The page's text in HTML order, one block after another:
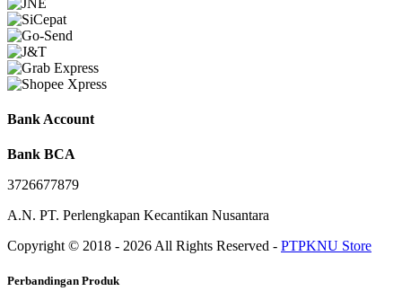
Bank Account
Bank BCA
3726677879
A.N. PT. Perlengkapan Kecantikan Nusantara
Copyright © 2018 - 2026 All Rights Reserved - PTPKNU Store
Perbandingan Produk